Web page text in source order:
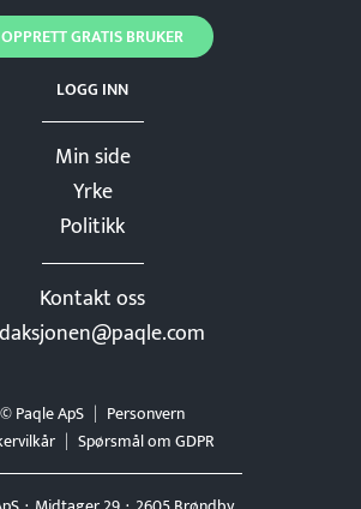
Min side
Yrke
Politikk
Kontakt oss
LOGG INN
OPPRETT GRATIS BRUKER
© Paqle ApS
Personvern
Spørsmål om GDPR